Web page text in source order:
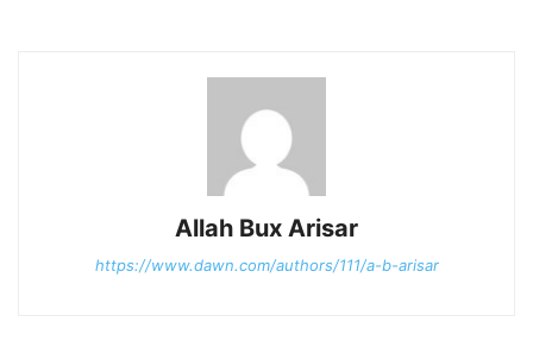
Allah Bux Arisar
https://www.dawn.com/authors/111/a-b-arisar